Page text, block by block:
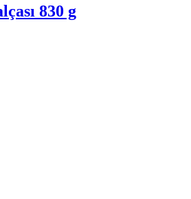
830 g